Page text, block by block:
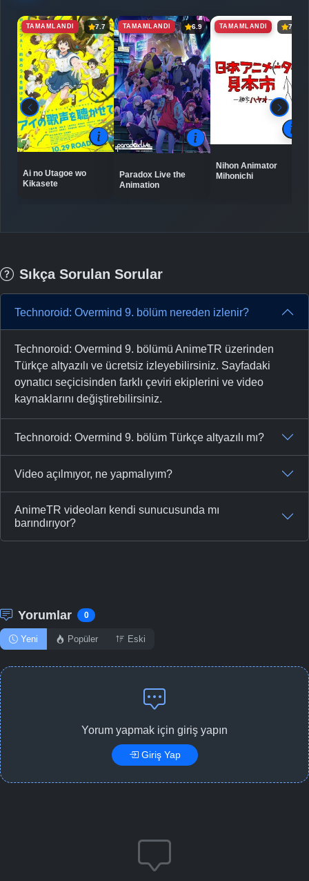
TAMAMLANDI 7.7
Ai no Utagoe wo
Kikasete
TAMAMLANDI 6.9
Paradox Live the
Animation
TAMAMLANDI 7.3
Nihon Animator
Mihonichi
Sıkça Sorulan Sorular
Technoroid: Overmind 9. bölüm nereden izlenir?
Technoroid: Overmind 9. bölümü AnimeTR üzerinden
Türkçe altyazılı ve ücretsiz izleyebilirsiniz. Sayfadaki
oynatıcı seçicisinden farklı çeviri ekiplerini ve video
kaynaklarını değiştirebilirsiniz.
Technoroid: Overmind 9. bölüm Türkçe altyazılı mı?
Video açılmıyor, ne yapmalıyım?
AnimeTR videoları kendi sunucusunda mı
barındırıyor?
Yorumlar 0
Yeni Popüler Eski
Yorum yapmak için giriş yapın
Giriş Yap